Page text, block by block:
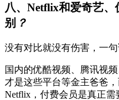
八、Netflix和爱奇艺
别 ？
没有对比就没有伤害，一句
国内的优酷视频、腾讯视
才是这些平台等金主爸爸
Netflix，付费会员是真正需